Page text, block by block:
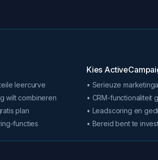
leercurve
wilt combineren
plan
functies
Kies
• Serieuze
• CRM-functionaliteit
• Leadscoring en
• Bereid bent te